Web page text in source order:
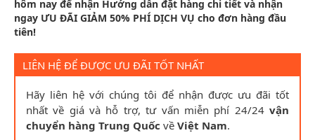
hôm nay để nhận Hướng dẫn đặt hàng chi tiết và nhận
ngay ƯU ĐÃI GIẢM 50% PHÍ DỊCH VỤ cho đơn hàng đầu
tiên!
LIÊN HỆ ĐỂ ĐƯỢC ƯU ĐÃI TỐT NHẤT
Hãy liên hệ với chúng tôi để nhận được ưu đãi tốt
nhất về giá và hỗ trợ, tư vấn miễn phí 24/24 vận
chuyển hàng Trung Quốc về Việt Nam.